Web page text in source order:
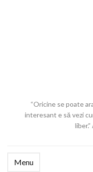
“Oricine se poate
interesant e să vezi
Menu